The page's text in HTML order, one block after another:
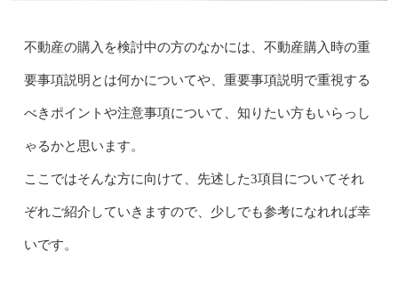
不動産の購入を検討中の方のなかには、不動産購入時の重
要事項説明とは何かについてや、重要事項説明で重視する
べきポイントや注意事項について、知りたい方もいらっし
ゃるかと思います。
ここではそんな方に向けて、先述した3項目についてそれ
ぞれご紹介していきますので、少しでも参考になれれば幸
いです。